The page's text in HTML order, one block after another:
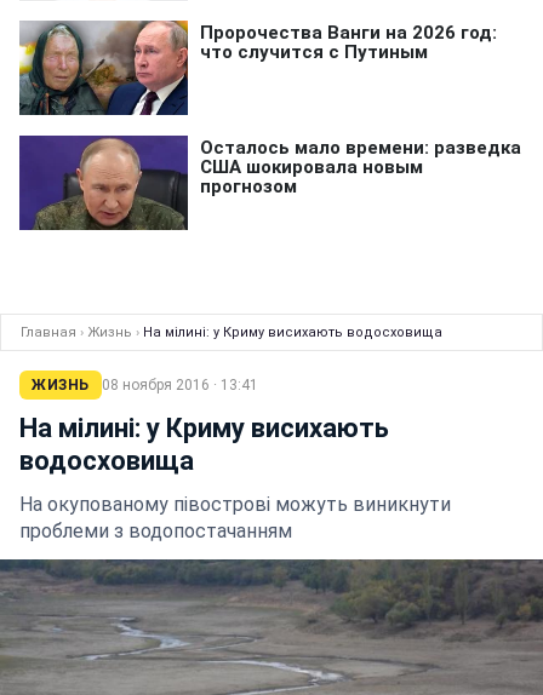
Главная › Жизнь › На мілині: у Криму висихають водосховища
ЖИЗНЬ 08 ноября 2016 · 13:41
На мілині: у Криму висихають
водосховища
На окупованому півострові можуть виникнути
проблеми з водопостачанням